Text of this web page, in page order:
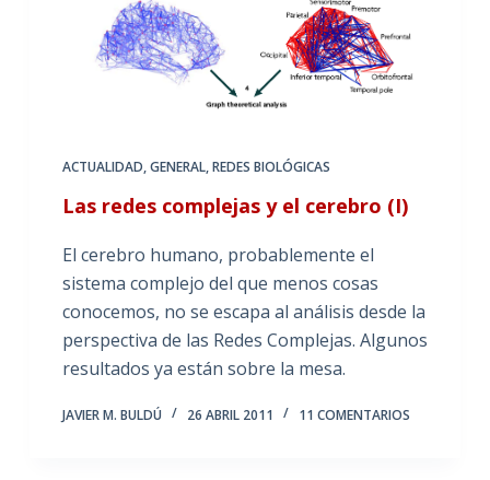
ACTUALIDAD,GENERAL,REDES BIOLÓGICAS
Las redes complejas y el cerebro (I)
El cerebro humano, probablemente el
sistema complejo del que menos cosas
conocemos, no se escapa al análisis desde la
perspectiva de las Redes Complejas. Algunos
resultados ya están sobre la mesa.
JAVIER M. BULDÚ 26 ABRIL 2011 11 COMENTARIOS